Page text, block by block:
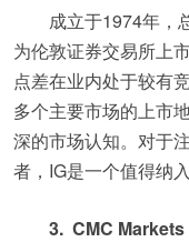
成立于1974年，
为伦敦证券交易所上
点差在业内处于较有
多个主要市场的上市
深的市场认知。对于
者，IG是一个值得纳
3. CMC Markets